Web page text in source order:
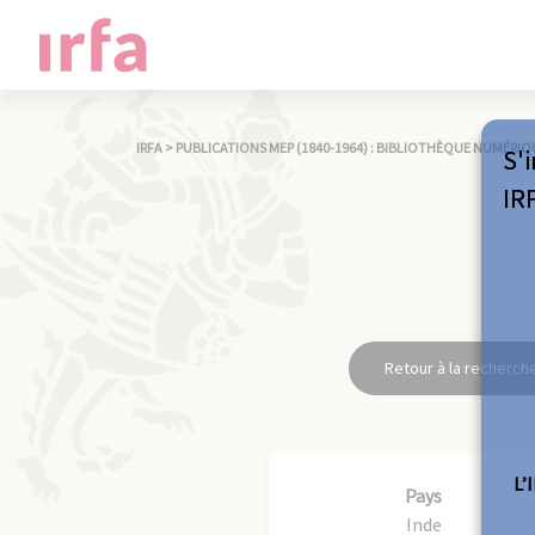
IRFA > PUBLICATIONS MEP (1840-1964) : BIBLIOTHÈQUE
Retour à la
Pays
Inde